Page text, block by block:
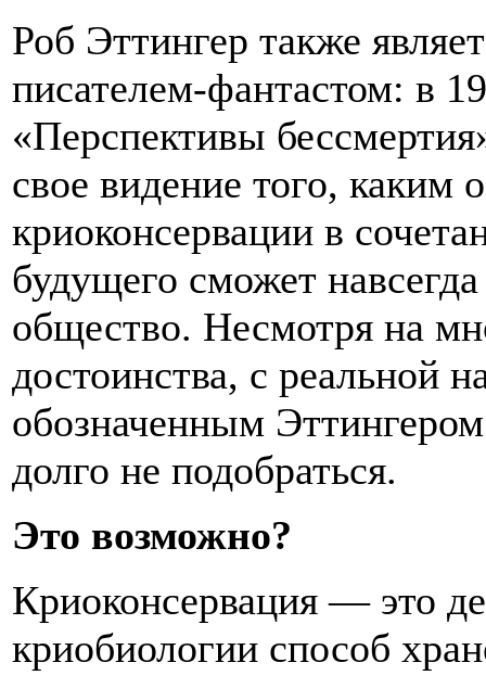
Роб Эттингер также
писателем-фантастом: в
«Перспективы
свое видение того, каким
криоконсервации в
будущего сможет
общество. Несмотря на
достоинства, с реальной
обозначенным
долго не подобраться.
Это возможно?
Криоконсервация — это
криобиологии способ